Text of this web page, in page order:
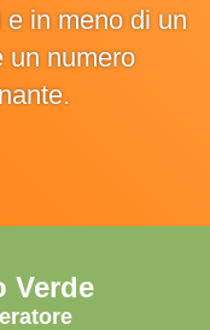
in meno di un
un numero
Verde